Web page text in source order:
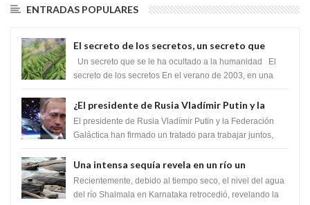
ENTRADAS POPULARES
El secreto de los secretos, un secreto que
cambiaría por completo el destino de la
humanidad
Un secreto que se le ha ocultado a la humanidad El
secreto de los secretos En el verano de 2003, en una
¿El presidente de Rusia Vladímir Putin y la
Federación Galactica han firmado un tratado
para acabar con los Sionistas?
El presidente de Rusia Vladímir Putin y la Federación
Galáctica han firmado un tratado para trabajar juntos,
Una intensa sequía revela en un río un
impresionante hallazgo de miles de Shiva
Lingas
Recientemente, debido al tiempo seco, el nivel del agua
del río Shalmala en Karnataka retrocedió, revelando la